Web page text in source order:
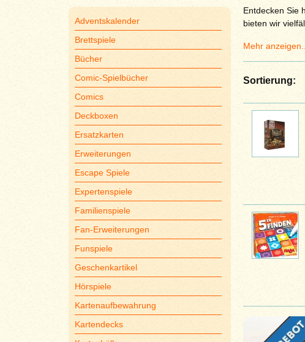
Adventskalender
Brettspiele
Bücher
Comic-Spielbücher
Comics
Deckboxen
Ersatzkarten
Erweiterungen
Escape Spiele
Expertenspiele
Familienspiele
Fan-Erweiterungen
Funspiele
Geschenkartikel
Hörspiele
Kartenaufbewahrung
Kartendecks
Entdecken Sie
bieten wir
Mehr anzeigen...
Sortierung: